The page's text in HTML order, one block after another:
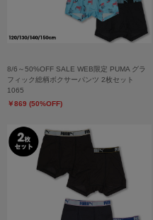
8/6～50%OFF SALE WEB限定 PUMA グラ
フィック総柄ボクサーパンツ 2枚セット
1065
￥869 (50%OFF)